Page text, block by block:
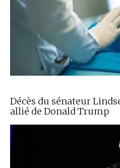
Décès du sénateur
allié de Donald Trump